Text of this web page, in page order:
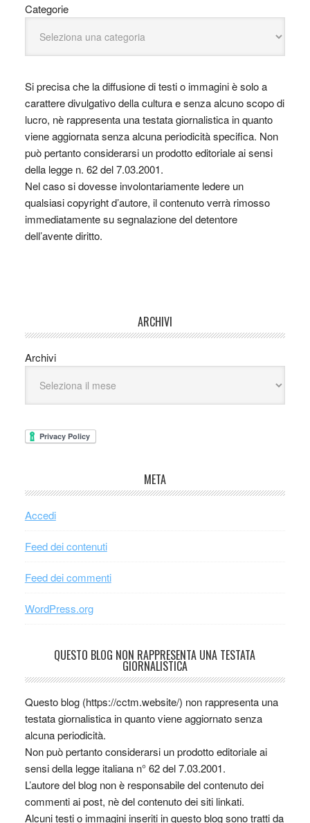
Categorie
Si precisa che la diffusione di testi o immagini è solo a
carattere divulgativo della cultura e senza alcuno scopo di
lucro, nè rappresenta una testata giornalistica in quanto
viene aggiornata senza alcuna periodicità specifica. Non
può pertanto considerarsi un prodotto editoriale ai sensi
della legge n. 62 del 7.03.2001.
Nel caso si dovesse involontariamente ledere un
qualsiasi copyright d’autore, il contenuto verrà rimosso
immediatamente su segnalazione del detentore
dell’avente diritto.
ARCHIVI
Archivi
META
Accedi
Feed dei contenuti
Feed dei commenti
WordPress.org
QUESTO BLOG NON RAPPRESENTA UNA TESTATA
GIORNALISTICA
Questo blog (https://cctm.website/) non rappresenta una
testata giornalistica in quanto viene aggiornato senza
alcuna periodicità.
Non può pertanto considerarsi un prodotto editoriale ai
sensi della legge italiana n° 62 del 7.03.2001.
L’autore del blog non è responsabile del contenuto dei
commenti ai post, nè del contenuto dei siti linkati.
Alcuni testi o immagini inseriti in questo blog sono tratti da